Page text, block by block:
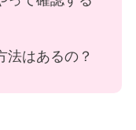
法はあるの？